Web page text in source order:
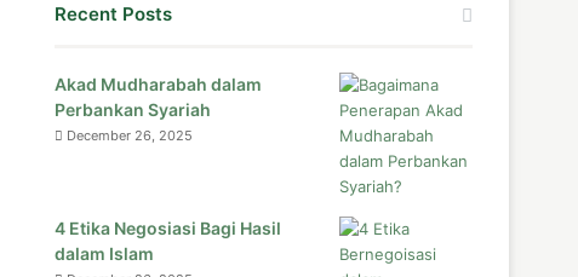
Recent Posts
Akad Mudharabah dalam
Perbankan Syariah
December 26, 2025
4 Etika Negosiasi Bagi Hasil
dalam Islam